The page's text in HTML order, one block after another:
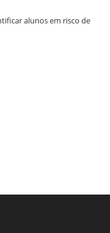
alunos em risco de